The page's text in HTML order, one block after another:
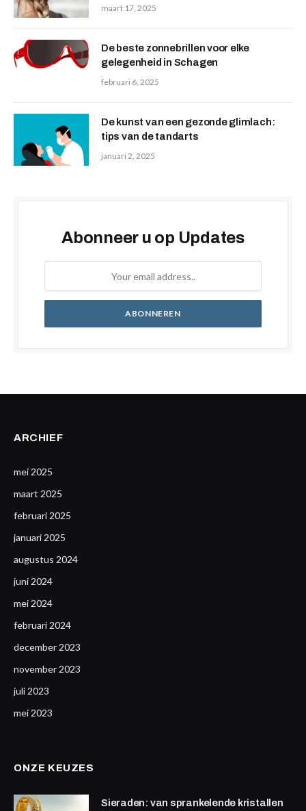
maart 17, 2025
De beste zonnebrillen voor elke
gelegenheid in Schagen
februari 6, 2025
De kunst van een gezonde glimlach:
tips van de tandarts
januari 2, 2025
Abonneer u op Updates
ARCHIEF
mei 2025
maart 2025
februari 2025
januari 2025
augustus 2024
juni 2024
mei 2024
februari 2024
december 2023
november 2023
juli 2023
mei 2023
ONZE KEUZES
Sieraden: van sprankelende kristallen